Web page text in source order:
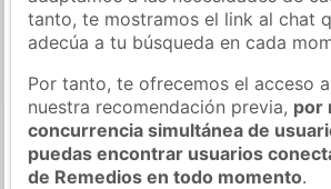
tanto, te mostramos el link al chat
adecúa a tu búsqueda en cada
Por tanto, te ofrecemos el acceso
nuestra recomendación previa, por
concurrencia simultánea de
puedas encontrar usuarios
de Remedios en todo momento.